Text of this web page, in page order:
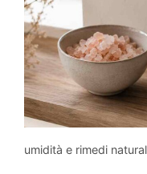
umidità e rimedi